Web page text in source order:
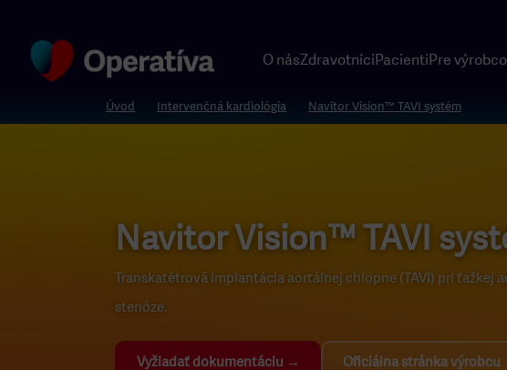
O násZdravotníciPacientiPre
Úvod Intervenčná kardiológia Navitor Vision™ TAVI systém
Navitor Vision™ TAVI
Transkatétrová implantácia aortálnej chlopne (TAVI) pri ťažkej
stenóze.
Vyžiadať dokumentáciu → Oficiálna stránka výrobcu